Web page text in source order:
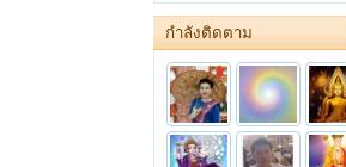
กำลังติดตาม